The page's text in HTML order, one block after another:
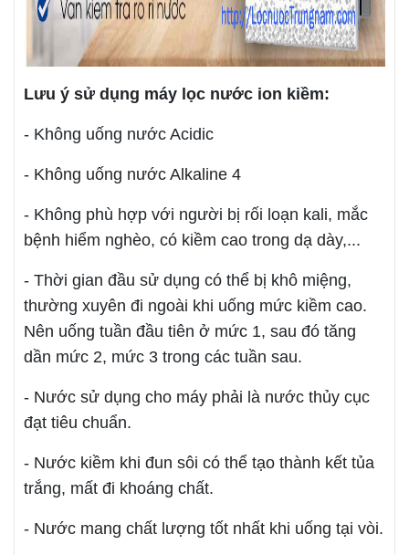
Lưu ý sử dụng máy lọc nước ion kiềm:
- Không uống nước Acidic
- Không uống nước Alkaline 4
- Không phù hợp với người bị rối loạn kali, mắc
bệnh hiểm nghèo, có kiềm cao trong dạ dày,...
- Thời gian đầu sử dụng có thể bị khô miệng,
thường xuyên đi ngoài khi uống mức kiềm cao.
Nên uống tuần đầu tiên ở mức 1, sau đó tăng
dần mức 2, mức 3 trong các tuần sau.
- Nước sử dụng cho máy phải là nước thủy cục
đạt tiêu chuẩn.
- Nước kiềm khi đun sôi có thể tạo thành kết tủa
trắng, mất đi khoáng chất.
- Nước mang chất lượng tốt nhất khi uống tại vòi.